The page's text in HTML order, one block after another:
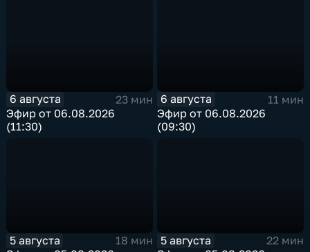
6 августа
23 мин
Эфир от 06.08.2026
(11:30)
6 августа
11 мин
Эфир от 06.08.2026
(09:30)
5 августа
18 мин
5 августа
22 мин